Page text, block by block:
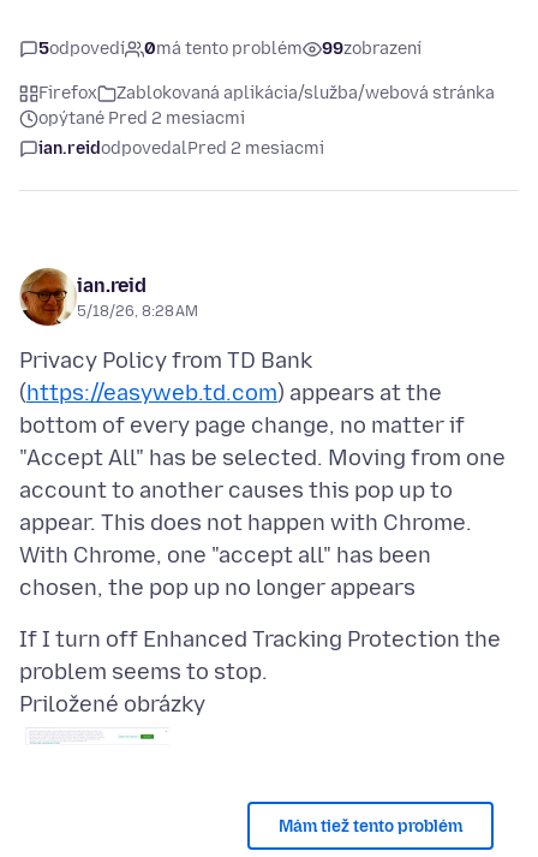
5odpovedí 0má tento problém 99zobrazení
Firefox
Zablokovaná aplikácia/služba/webová stránka
opýtané Pred 2 mesiacmi
ian.reidodpovedalPred 2 mesiacmi
ian.reid
5/18/26, 8:28 AM
Privacy Policy from TD Bank
(https://easyweb.td.com) appears at the
bottom of every page change, no matter if
"Accept All" has be selected. Moving from one
account to another causes this pop up to
appear. This does not happen with Chrome.
With Chrome, one "accept all" has been
If I turn off Enhanced Tracking Protection the
Priložené obrázky
Mám tiež tento problém